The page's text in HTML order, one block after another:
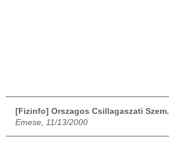
[Fizinfo] Orszagos Csillagaszati Szem.
Emese, 11/13/2000